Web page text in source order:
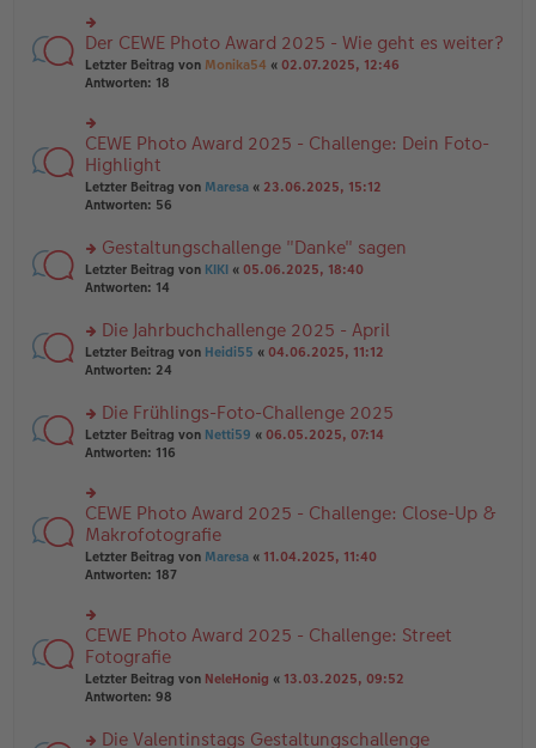
tr
a
g
e
n
er
B
a
g
u
n
g
el
es
n
er
B
ei
tr
a
rs
te
r
g
el
es
e
n
ei
tr
a
Der CEWE Photo Award 2025 - Wie geht es weiter?
Letzter Beitrag von Monika54 « 02.07.2025, 12:46
Antworten: 18
rs
te
r
u
n
el
es
e
B
ei
tr
g
CEWE Photo Award 2025 - Challenge: Dein Foto-
Highlight
Letzter Beitrag von Maresa « 23.06.2025, 15:12
Antworten: 56
rs
te
n
g
el
e
n
er
tr
a
g
Gestaltungschallenge "Danke" sagen
Letzter Beitrag von KIKI « 05.06.2025, 18:40
Antworten: 14
rs
te
n
g
el
e
n
er
B
ei
tr
g
Die Jahrbuchchallenge 2025 - April
Letzter Beitrag von Heidi55 « 04.06.2025, 11:12
Antworten: 24
rs
te
u
n
g
el
es
e
er
B
ei
tr
a
g
Die Frühlings-Foto-Challenge 2025
Letzter Beitrag von Netti59 « 06.05.2025, 07:14
Antworten: 116
rs
te
r
u
n
el
es
e
n
er
CEWE Photo Award 2025 - Challenge: Close-Up &
Makrofotografie
Letzter Beitrag von Maresa « 11.04.2025, 11:40
Antworten: 187
rs
te
r
u
n
el
CEWE Photo Award 2025 - Challenge: Street
Fotografie
Letzter Beitrag von NeleHonig « 13.03.2025, 09:52
Antworten: 98
Die Valentinstags Gestaltungschallenge